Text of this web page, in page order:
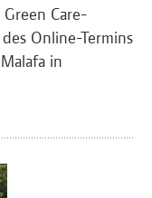
Care-
Online-Termins
in